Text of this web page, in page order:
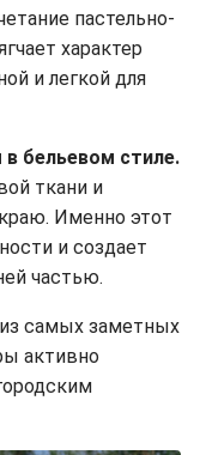
пастельно-
характер
и легкой для
бельевом стиле.
ткани и
Именно этот
и создает
частью.
самых заметных
активно